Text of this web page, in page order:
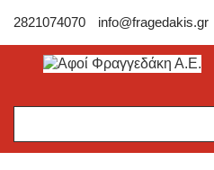
2821074070 info@fragedakis.gr